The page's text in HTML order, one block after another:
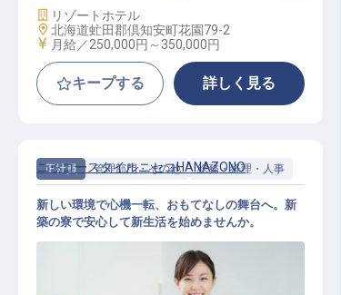
施設業態
リゾートホテル
勤務地
北海道虻田郡倶知安町花園79-2
給与
月給／250,000円～ 350,000円
キープする 詳しく見る
正社員 管理部門・その他 総務・経理・人事
ニッコースタイルニセコHANAZONO
新しい環境で心機一転、おもてなしの舞台へ。新
築の寮で安心して新生活を始めませんか。